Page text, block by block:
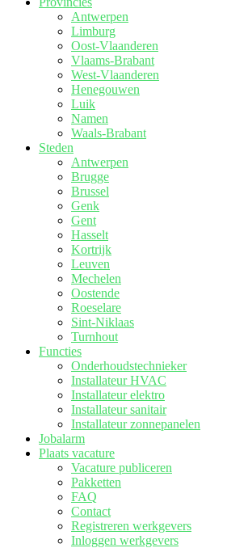
Antwerpen
Limburg
Oost-Vlaanderen
Vlaams-Brabant
West-Vlaanderen
Henegouwen
Luik
Namen
Waals-Brabant
Steden
Antwerpen
Brugge
Brussel
Genk
Gent
Hasselt
Kortrijk
Leuven
Mechelen
Oostende
Roeselare
Sint-Niklaas
Turnhout
Functies
Onderhoudstechnieker
Installateur HVAC
Installateur elektro
Installateur sanitair
Installateur zonnepanelen
Jobalarm
Plaats vacature
Vacature publiceren
Pakketten
FAQ
Contact
Registreren werkgevers
Inloggen werkgevers